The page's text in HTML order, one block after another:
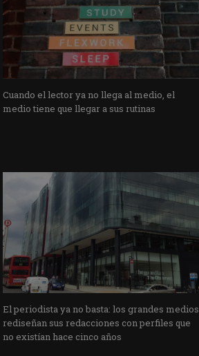
Cuando el lector ya no llega al medio, el
medio tiene que llegar a sus rutinas
El periodista ya no basta: los grandes medios
rediseñan sus redacciones con perfiles que
no existían hace cinco años